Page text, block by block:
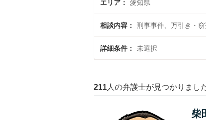
エリア 愛知県
相談内容 刑事事件、万引き・
詳細条件 未選択
211 人の弁護士が見つかりまし
柴